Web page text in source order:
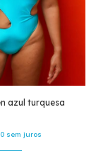
azul turquesa
sem juros